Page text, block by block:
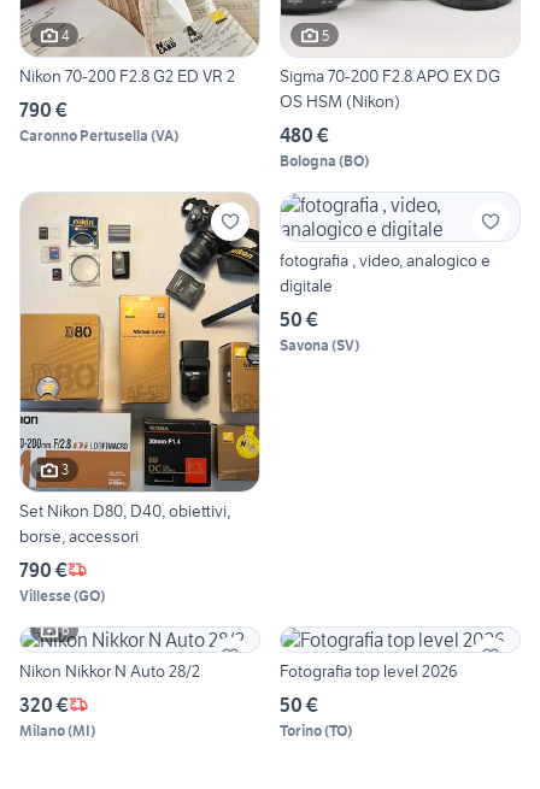
4
Nikon 70-200 F2.8 G2 ED VR 2
790 €
Caronno Pertusella (VA)
5
Sigma 70-200 F2.8 APO EX DG
OS HSM (Nikon)
480 €
Bologna (BO)
3
Set Nikon D80, D40, obiettivi,
borse, accessori
790 €
Villesse(GO)
fotografia , video, analogico e
digitale
50 €
Savona (SV)
6
Nikon Nikkor N Auto 28/2
320 €
Milano(MI)
Fotografia top level 2026
50 €
Torino(TO)